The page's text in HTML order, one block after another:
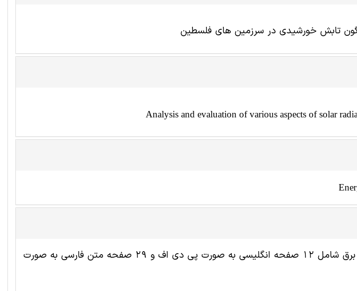
تابش خورشیدی در سرزمین های فلسطین
Analysis and evaluation of various aspects of solar
این مقاله ترجمه شده مهندسی برق شامل 12 صفحه انگلیسی به صورت پی دی اف و 29 صفحه متن فارسی به صورت